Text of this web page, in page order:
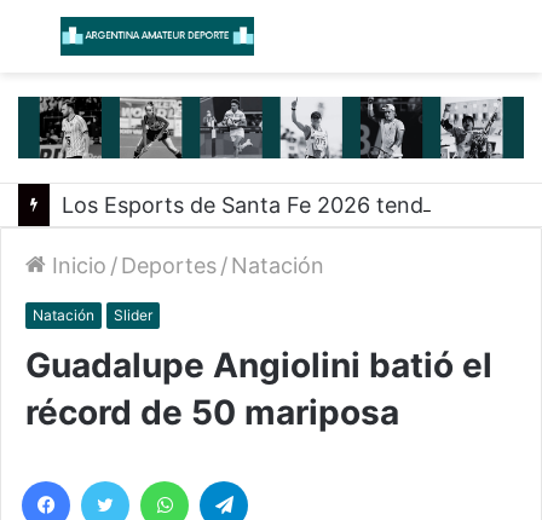
Menú
Inicio /Deportes/Natación
Natación Slider
Guadalupe Angiolini batió el
récord de 50 mariposa
Facebook
Twitter WhatsApp